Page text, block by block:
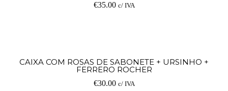
€35.00 c/ IVA
CAIXA COM ROSAS DE SABONETE + URSINHO +
FERRERO ROCHER
€30.00 c/ IVA